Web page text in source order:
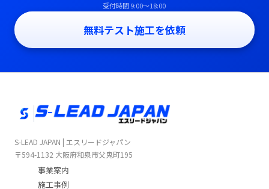
受付時間 9:00〜18:00
無料テスト施工を依頼
S-LEAD JAPAN | エスリードジャパン
〒594-1132 大阪府和泉市父鬼町195
事業案内
施工事例